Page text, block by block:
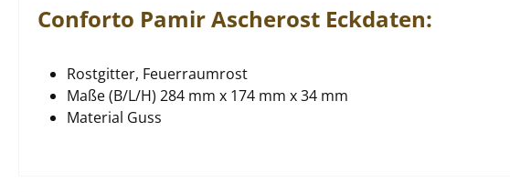
Conforto PamirAscherost Eckdaten:
Rostgitter, Feuerraumrost
Maße (B/L/H) 284 mm x 174 mm x 34 mm
Material Guss